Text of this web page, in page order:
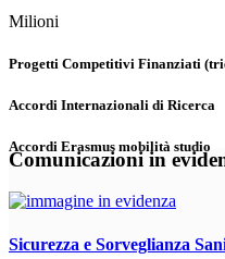
Milioni
Progetti Competitivi Finanziati
Accordi Internazionali di Ricerca
Accordi Erasmus mobilità studio
Comunicazioni in
Sicurezza e Sorveglianza